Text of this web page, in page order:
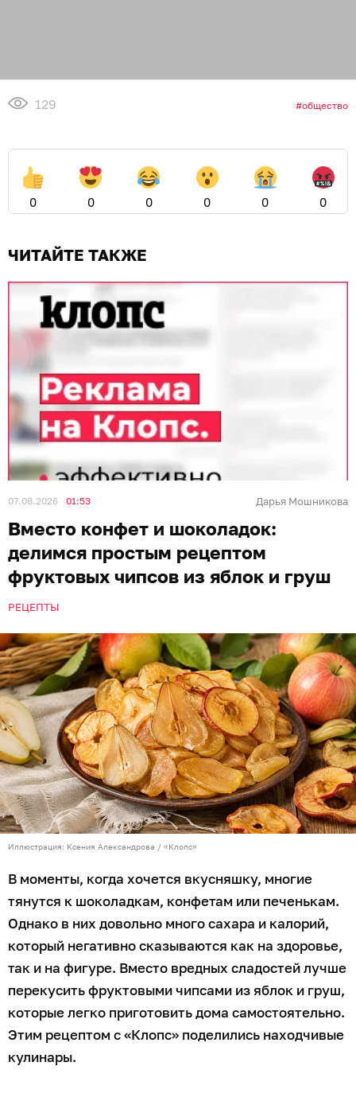
129 общество
0 0 0 0 0 0
ЧИТАЙТЕ ТАКЖЕ
07.08.2026 01:53 Дарья Мошникова
Вместо конфет и шоколадок:
делимся простым рецептом
фруктовых чипсов из яблок и груш
РЕЦЕПТЫ
Иллюстрация: Ксения Александрова / «Клопс»
В моменты, когда хочется вкусняшку, многие
тянутся к шоколадкам, конфетам или печенькам.
Однако в них довольно много сахара и калорий,
который негативно сказываются как на здоровье,
так и на фигуре. Вместо вредных сладостей лучше
перекусить фруктовыми чипсами из яблок и груш,
которые легко приготовить дома самостоятельно.
Этим рецептом с «Клопс» поделились находчивые
кулинары.